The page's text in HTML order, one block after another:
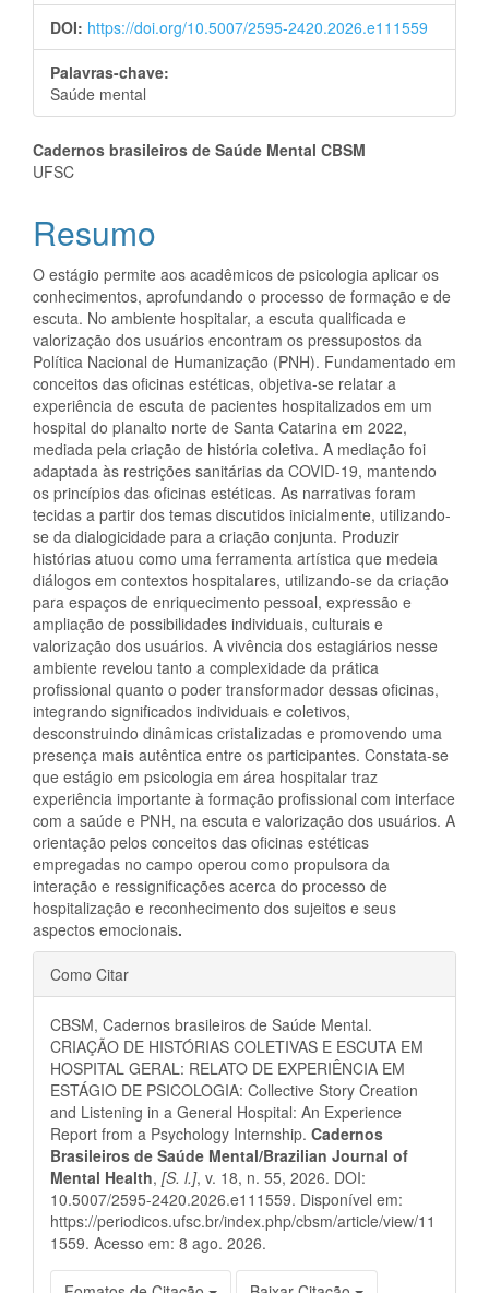
DOI: https://doi.org/10.5007/2595-2420.2026.e111559
Palavras-chave:
Saúde mental
Conteúdo
artigo
principal
Cadernos brasileiros de Saúde Mental CBSM
UFSC
Resumo
O estágio permite aos acadêmicos de psicologia aplicar os
conhecimentos, aprofundando o processo de formação e de
escuta. No ambiente hospitalar, a escuta qualificada e
valorização dos usuários encontram os pressupostos da
Política Nacional de Humanização (PNH). Fundamentado em
conceitos das oficinas estéticas, objetiva-se relatar a
experiência de escuta de pacientes hospitalizados em um
hospital do planalto norte de Santa Catarina em 2022,
mediada pela criação de história coletiva. A mediação foi
adaptada às restrições sanitárias da COVID-19, mantendo
os princípios das oficinas estéticas. As narrativas foram
tecidas a partir dos temas discutidos inicialmente, utilizando-
se da dialogicidade para a criação conjunta. Produzir
histórias atuou como uma ferramenta artística que medeia
diálogos em contextos hospitalares, utilizando-se da criação
para espaços de enriquecimento pessoal, expressão e
ampliação de possibilidades individuais, culturais e
valorização dos usuários. A vivência dos estagiários nesse
ambiente revelou tanto a complexidade da prática
profissional quanto o poder transformador dessas oficinas,
integrando significados individuais e coletivos,
desconstruindo dinâmicas cristalizadas e promovendo uma
presença mais autêntica entre os participantes. Constata-se
que estágio em psicologia em área hospitalar traz
experiência importante à formação profissional com interface
com a saúde e PNH, na escuta e valorização dos usuários. A
orientação pelos conceitos das oficinas estéticas
empregadas no campo operou como propulsora da
interação e ressignificações acerca do processo de
hospitalização e reconhecimento dos sujeitos e seus
aspectos emocionais.
Detalhes
do
artigo
Como Citar
CBSM, Cadernos brasileiros de Saúde Mental.
CRIAÇÃO DE HISTÓRIAS COLETIVAS E ESCUTA EM
HOSPITAL GERAL: RELATO DE EXPERIÊNCIA EM
ESTÁGIO DE PSICOLOGIA: Collective Story Creation
and Listening in a General Hospital: An Experience
Report from a Psychology Internship. Cadernos
Brasileiros de Saúde Mental/Brazilian Journal of
Mental Health, [S. l.], v. 18, n. 55, 2026. DOI:
10.5007/2595-2420.2026.e111559. Disponível em:
https://periodicos.ufsc.br/index.php/cbsm/article/view/11
1559. Acesso em: 8 ago. 2026.